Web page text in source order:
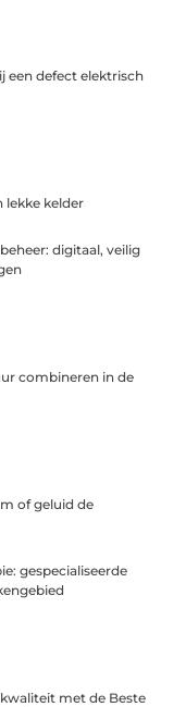
een defect elektrisch
lekke kelder
digitaal, veilig
combineren in de
of geluid de
gespecialiseerde
met de Beste